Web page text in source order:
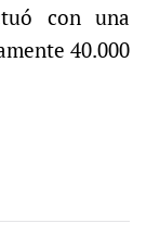
con una
40.000